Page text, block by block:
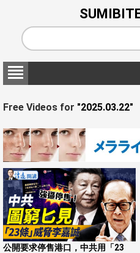
Free Videos for "2025.03.22"
公開要求停售港口，中共用「23